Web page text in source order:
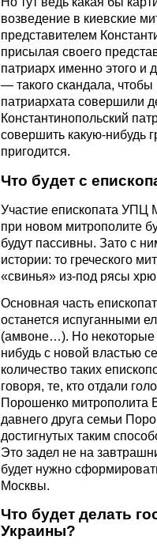
возведение в киевские
представителем
присылая своего
патриарх именно этого и
— такого скандала,
патриархата совершили
Константинопольский
совершить какую-нибудь
пригодится.
Что будет с
Участие епископата УПЦ
при новом митрополите
будут пассивны. Зато с
истории: то греческого
«свинья» из-под рясы
Основная часть
останется испуганными
(амвоне…). Но некоторые
нибудь с новой властью
количество таких
говоря, те, кто отдали
Порошенко митрополита
давнего друга семьи
достигнутых таким
Это задел не на
будет нужно
Москвы.
Что будет делать
Украины?